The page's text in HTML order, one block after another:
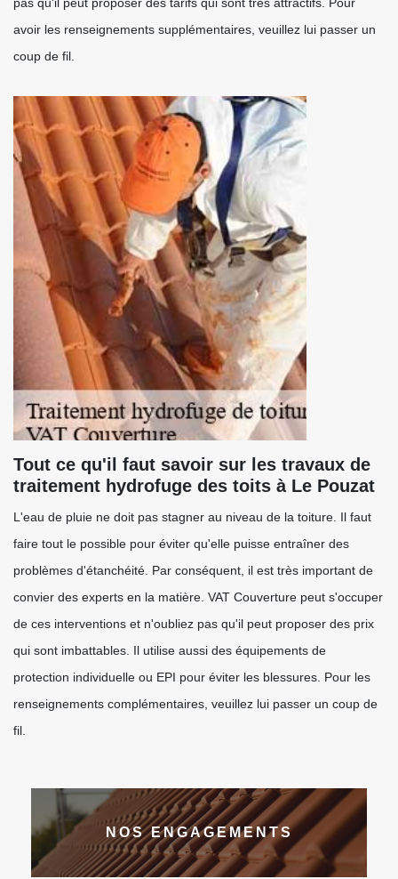
avoir les renseignements supplémentaires, veuillez lui passer un
coup de fil.
Tout ce qu'il faut savoir sur les travaux de
traitement hydrofuge des toits à Le Pouzat
L'eau de pluie ne doit pas stagner au niveau de la toiture. Il faut
faire tout le possible pour éviter qu'elle puisse entraîner des
problèmes d'étanchéité. Par conséquent, il est très important de
convier des experts en la matière. VAT Couverture peut s'occuper
de ces interventions et n'oubliez pas qu'il peut proposer des prix
qui sont imbattables. Il utilise aussi des équipements de
protection individuelle ou EPI pour éviter les blessures. Pour les
renseignements complémentaires, veuillez lui passer un coup de
fil.
NOS ENGAGEMENTS